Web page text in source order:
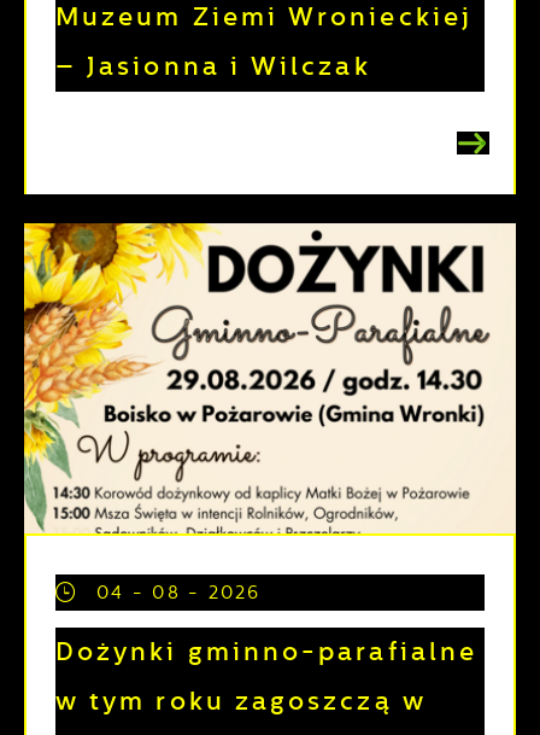
Muzeum Ziemi Wronieckiej
– Jasionna i Wilczak
04 - 08 - 2026
Dożynki gminno-parafialne
w tym roku zagoszczą w